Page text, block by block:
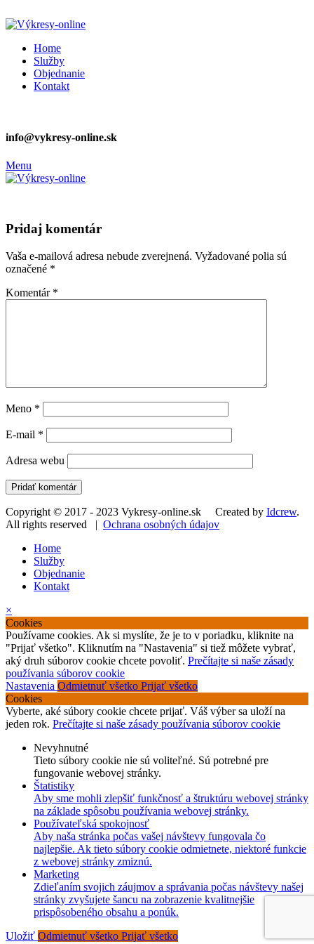
Home
Služby
Objednanie
Kontakt
info@vykresy-online.sk
Menu
Pridaj komentár
Vaša e-mailová adresa nebude zverejnená. Vyžadované polia sú
označené *
Komentár *
Meno *
E-mail *
Adresa webu
Copyright © 2017 - 2023 Vykresy-online.sk Created by Idcrew.
All rights reserved | Ochrana osobných údajov
Home
Služby
Objednanie
Kontakt
×
Cookies
Používame cookies. Ak si myslíte, že je to v poriadku, kliknite na
"Prijať všetko". Kliknutím na "Nastavenia" si tiež môžete vybrať,
aký druh súborov cookie chcete povoliť. Prečítajte si naše zásady
používania súborov cookie
Nastavenia Odmietnuť všetko Prijať všetko
Cookies
Vyberte, aké súbory cookie chcete prijať. Váš výber sa uloží na
jeden rok. Prečítajte si naše zásady používania súborov cookie
Nevyhnutné
Tieto súbory cookie nie sú voliteľné. Sú potrebné pre
fungovanie webovej stránky.
Štatistiky
Aby sme mohli zlepšiť funkčnosť a štruktúru webovej stránky
na základe spôsobu používania webovej stránky.
Používateľská spokojnosť
Aby naša stránka počas vašej návštevy fungovala čo
najlepšie. Ak tieto súbory cookie odmietnete, niektoré funkcie
z webovej stránky zmiznú.
Marketing
Zdieľaním svojich záujmov a správania počas návštevy našej
stránky zvyšujete šancu na zobrazenie kvalitnejšie
prispôsobeného obsahu a ponúk.
Uložiť Odmietnuť všetko Prijať všetko